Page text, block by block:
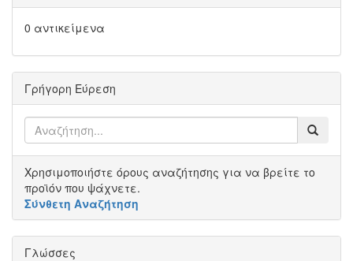
0 αντικείμενα
Γρήγορη Εύρεση
Χρησιμοποιήστε όρους αναζήτησης για να βρείτε το
προϊόν που ψάχνετε.
Σύνθετη Αναζήτηση
Γλώσσες